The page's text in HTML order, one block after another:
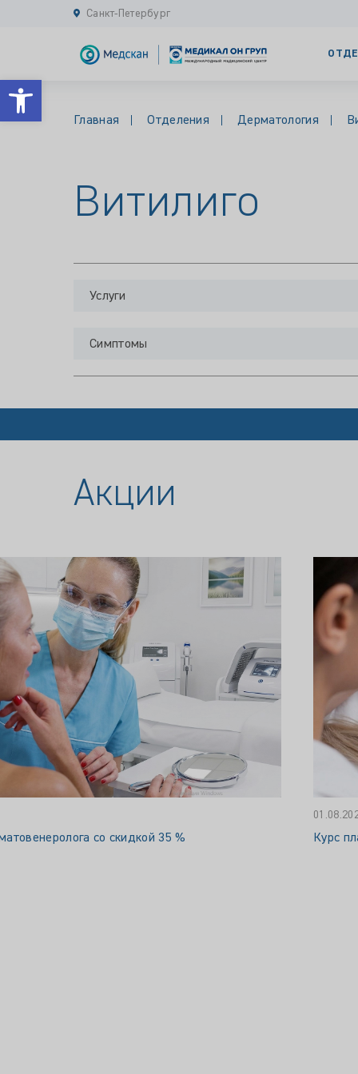
Открыть панель инструментов
Санкт-Петербург
Главная Отделения Дерматология
Витилиго
Услуги
Симптомы
Акции
со скидкой 35 % Курс